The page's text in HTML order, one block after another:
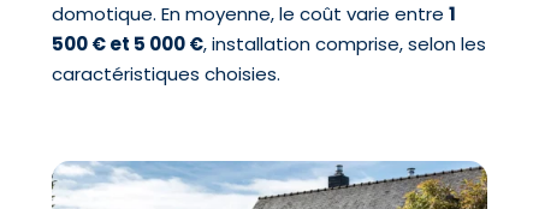
domotique. En moyenne, le coût varie entre 1
500 € et 5 000 €, installation comprise, selon les
caractéristiques choisies.